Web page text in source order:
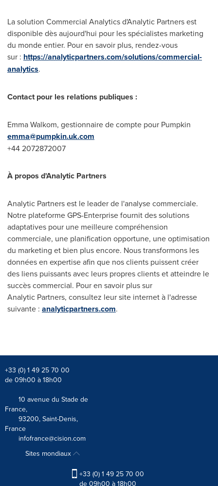
La solution Commercial Analytics d'Analytic Partners est
disponible dès aujourd'hui pour les spécialistes marketing
du monde entier. Pour en savoir plus, rendez-vous
sur : https://analyticpartners.com/solutions/commercial-
analytics.
Contact pour les relations publiques :
Emma Walkom, gestionnaire de compte pour Pumpkin
emma@pumpkin.uk.com
+44 2072872007
À propos d'Analytic Partners
Analytic Partners est le leader de l'analyse commerciale.
Notre plateforme GPS-Enterprise fournit des solutions
adaptatives pour une meilleure compréhension
commerciale, une planification opportune, une optimisation
du marketing et bien plus encore. Nous transformons les
données en expertise afin que nos clients puissent créer
des liens puissants avec leurs propres clients et atteindre le
succès commercial. Pour en savoir plus sur
Analytic Partners, consultez leur site internet à l'adresse
suivante : analyticpartners.com.
+33 (0) 1 49 25 70 00
de 09h00 à 18h00
10 avenue du Stade de
France,
93200, Saint-Denis,
France
infofrance@cision.com
Sites mondiaux
+33 (0) 1 49 25 70 00
de 09h00 à 18h00